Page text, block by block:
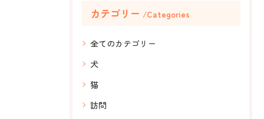
カテゴリー Categories
全てのカテゴリー
犬
猫
訪問